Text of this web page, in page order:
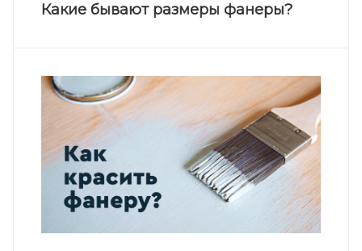
Какие бывают размеры фанеры?